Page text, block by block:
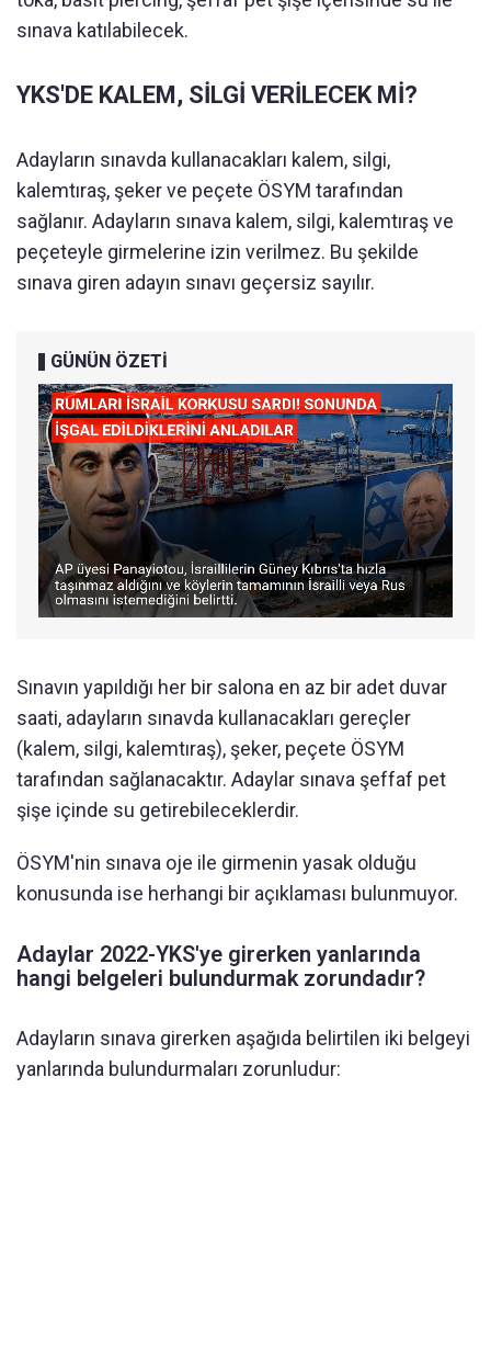
sınava katılabilecek.
YKS'DE KALEM, SİLGİ VERİLECEK Mİ?
Adayların sınavda kullanacakları kalem, silgi,
kalemtıraş, şeker ve peçete ÖSYM tarafından
sağlanır. Adayların sınava kalem, silgi, kalemtıraş ve
peçeteyle girmelerine izin verilmez. Bu şekilde
sınava giren adayın sınavı geçersiz sayılır.
GÜNÜN ÖZETİ
Sınavın yapıldığı her bir salona en az bir adet duvar
saati, adayların sınavda kullanacakları gereçler
(kalem, silgi, kalemtıraş), şeker, peçete ÖSYM
tarafından sağlanacaktır. Adaylar sınava şeffaf pet
şişe içinde su getirebileceklerdir.
ÖSYM'nin sınava oje ile girmenin yasak olduğu
konusunda ise herhangi bir açıklaması bulunmuyor.
Adaylar 2022-YKS'ye girerken yanlarında
hangi belgeleri bulundurmak zorundadır?
Adayların sınava girerken aşağıda belirtilen iki belgeyi
yanlarında bulundurmaları zorunludur: